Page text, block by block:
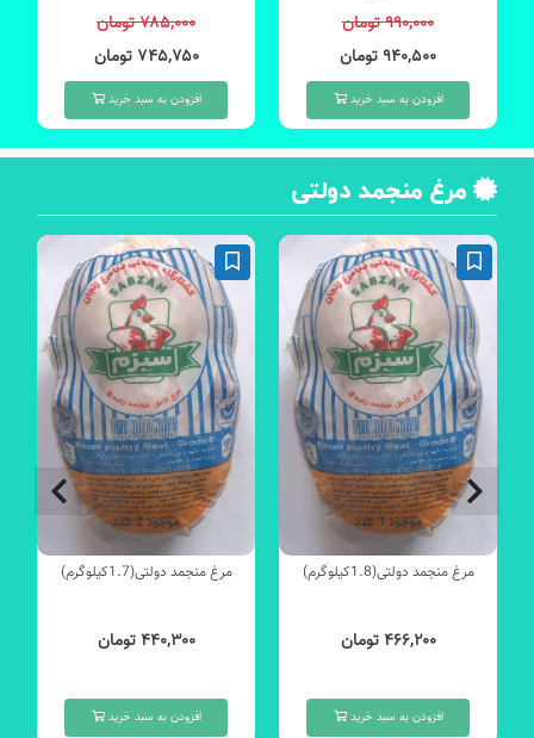
۹۹۰,۰۰۰ تومان
۹۴۰,۵۰۰ تومان
افزودن به سبد خرید
۷۸۵,۰۰۰ تومان
۷۴۵,۷۵۰ تومان
افزودن به سبد خرید
مرغ منجمد دولتی
موجود 1 عدد
مرغ منجمد دولتی(1.8کیلوگرم)
۴۶۶,۲۰۰ تومان
افزودن به سبد خرید
موجود 2 عدد
مرغ منجمد دولتی(1.7کیلوگرم)
۴۴۰,۳۰۰ تومان
افزودن به سبد خرید